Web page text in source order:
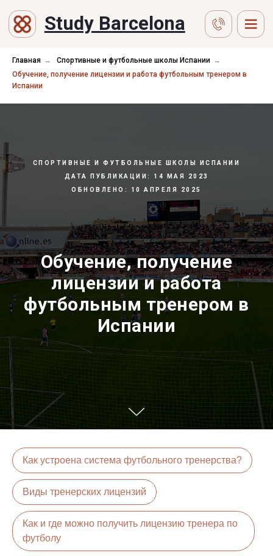
Study Barcelona
Главная → Спортивные и футбольные школы Испании →
Обучение, получение лицензии и работа футбольным тренером в
Испании
СПОРТИВНЫЕ И ФУТБОЛЬНЫЕ ШКОЛЫ ИСПАНИИ
ДАТА ПУБЛИКАЦИИ: 14 МАЯ 2023
ОБНОВЛЕНО: 10 АПРЕЛЯ 2025
Обучение, получение
лицензии и работа
футбольным тренером в
Испании
Как устроена система футбольного тренерства?
Виды тренерских лицензий
Как и где можно получить лицензию тренера по
футболу